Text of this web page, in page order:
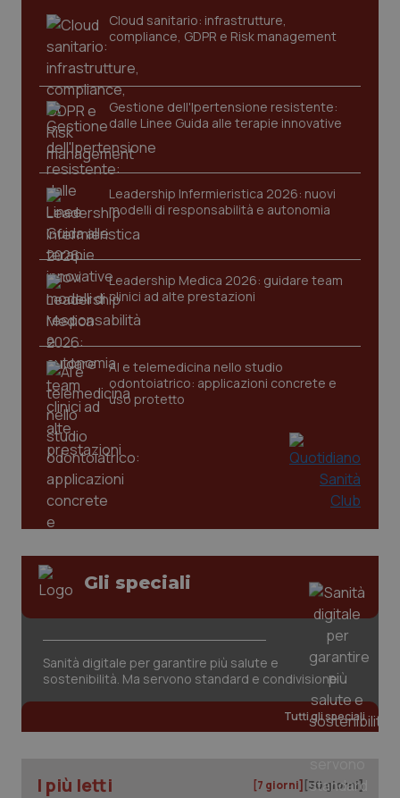
Cloud sanitario: infrastrutture,
compliance, GDPR e Risk management
Gestione dell'Ipertensione resistente:
dalle Linee Guida alle terapie innovative
Leadership Infermieristica 2026: nuovi
modelli di responsabilità e autonomia
Leadership Medica 2026: guidare team
clinici ad alte prestazioni
AI e telemedicina nello studio
odontoiatrico: applicazioni concrete e
uso protetto
Gli speciali
Sanità digitale per garantire più salute e
sostenibilità. Ma servono standard e condivisione
Tutti gli speciali
I più letti [7 giorni] [30 giorni]
tracking-sites-ironfish-
tracking-enable
www.quotidianosanita.it
tracking-sites-ironfish-
session-id
www.quotidianosanita.it
Google LLC
.quotidianosanita.it